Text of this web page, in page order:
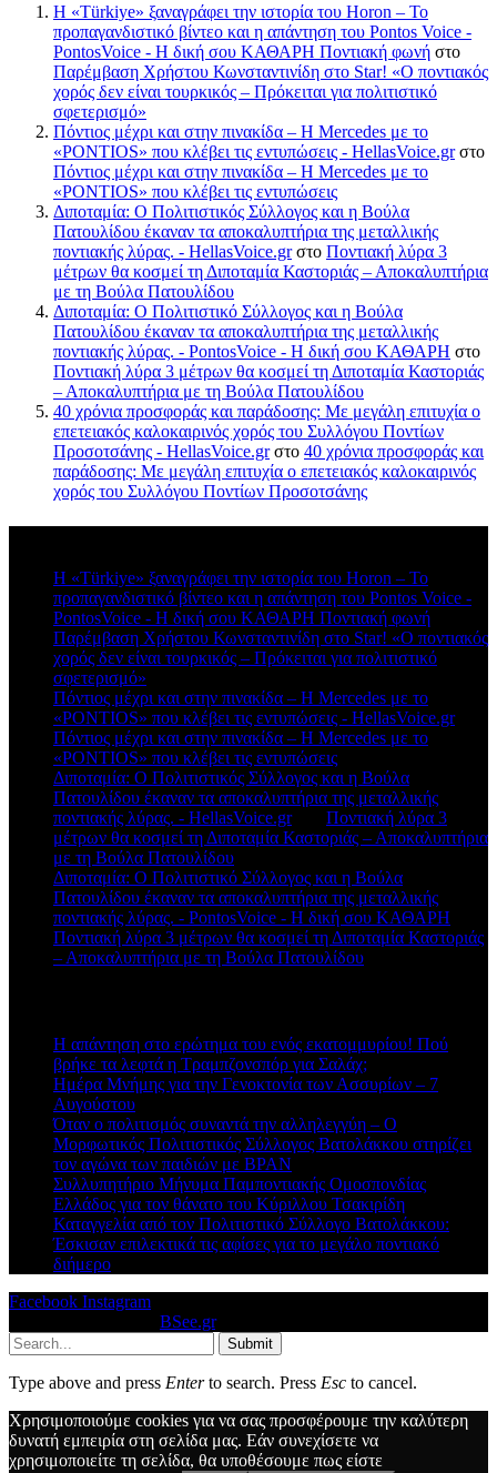
Η «Türkiye» ξαναγράφει την ιστορία του Horon – Το
προπαγανδιστικό βίντεο και η απάντηση του Pontos Voice -
PontosVoice - H δική σου ΚΑΘΑΡΗ Ποντιακή φωνή στο
Παρέμβαση Χρήστου Κωνσταντινίδη στο Star! «Ο ποντιακός
χορός δεν είναι τουρκικός – Πρόκειται για πολιτιστικό
σφετερισμό»
Πόντιος μέχρι και στην πινακίδα – Η Mercedes με το
«PONTIOS» που κλέβει τις εντυπώσεις - HellasVoice.grστο
Πόντιος μέχρι και στην πινακίδα – Η Mercedes με το
«PONTIOS» που κλέβει τις εντυπώσεις
Διποταμία: Ο Πολιτιστικός Σύλλογος και η Βούλα
Πατουλίδου έκαναν τα αποκαλυπτήρια της μεταλλικής
ποντιακής λύρας. - HellasVoice.grστο Ποντιακή λύρα 3
μέτρων θα κοσμεί τη Διποταμία Καστοριάς – Αποκαλυπτήρια
με τη Βούλα Πατουλίδου
Διποταμία: Ο Πολιτιστικό Σύλλογος και η Βούλα
Πατουλίδου έκαναν τα αποκαλυπτήρια της μεταλλικής
ποντιακής λύρας. - PontosVoice - H δική σου ΚΑΘΑΡΗ στο
Ποντιακή λύρα 3 μέτρων θα κοσμεί τη Διποταμία Καστοριάς
– Αποκαλυπτήρια με τη Βούλα Πατουλίδου
40 χρόνια προσφοράς και παράδοσης: Με μεγάλη επιτυχία ο
επετειακός καλοκαιρινός χορός του Συλλόγου Ποντίων
Προσοτσάνης - HellasVoice.grστο 40 χρόνια προσφοράς και
παράδοσης: Με μεγάλη επιτυχία ο επετειακός καλοκαιρινός
χορός του Συλλόγου Ποντίων Προσοτσάνης
Η «Türkiye» ξαναγράφει την ιστορία του Horon – Το
προπαγανδιστικό βίντεο και η απάντηση του Pontos Voice -
PontosVoice - H δική σου ΚΑΘΑΡΗ Ποντιακή φωνή
Παρέμβαση Χρήστου Κωνσταντινίδη στο Star! «Ο ποντιακός
χορός δεν είναι τουρκικός – Πρόκειται για πολιτιστικό
σφετερισμό»
Πόντιος μέχρι και στην πινακίδα – Η Mercedes με το
«PONTIOS» που κλέβει τις εντυπώσεις - HellasVoice.grστο
Πόντιος μέχρι και στην πινακίδα – Η Mercedes με το
«PONTIOS» που κλέβει τις εντυπώσεις
Διποταμία: Ο Πολιτιστικός Σύλλογος και η Βούλα
Πατουλίδου έκαναν τα αποκαλυπτήρια της μεταλλικής
ποντιακής λύρας. - HellasVoice.grστο Ποντιακή λύρα 3
μέτρων θα κοσμεί τη Διποταμία Καστοριάς – Αποκαλυπτήρια
με τη Βούλα Πατουλίδου
Διποταμία: Ο Πολιτιστικό Σύλλογος και η Βούλα
Πατουλίδου έκαναν τα αποκαλυπτήρια της μεταλλικής
ποντιακής λύρας. - PontosVoice - H δική σου ΚΑΘΑΡΗ
Ποντιακή λύρα 3 μέτρων θα κοσμεί τη Διποταμία Καστοριάς
– Αποκαλυπτήρια με τη Βούλα Πατουλίδου
Η απάντηση στο ερώτημα του ενός εκατομμυρίου! Πού
βρήκε τα λεφτά η Τραμπζονσπόρ για Σαλάχ;
Ημέρα Μνήμης για την Γενοκτονία των Ασσυρίων – 7
Αυγούστου
Όταν ο πολιτισμός συναντά την αλληλεγγύη – Ο
Μορφωτικός Πολιτιστικός Σύλλογος Βατολάκκου στηρίζει
τον αγώνα των παιδιών με BPAN
Συλλυπητήριο Μήνυμα Παμποντιακής Ομοσπονδίας
Ελλάδος για τον θάνατο του Κύριλλου Τσακιρίδη
Καταγγελία από τον Πολιτιστικό Σύλλογο Βατολάκκου:
Έσκισαν επιλεκτικά τις αφίσες για το μεγάλο ποντιακό
διήμερο
Facebook Instagram
BSee.gr.
Submit
Type above and press Enterto search. Press Esc to cancel.
Χρησιμοποιούμε cookies για να σας προσφέρουμε την καλύτερη
δυνατή εμπειρία στη σελίδα μας. Εάν συνεχίσετε να
χρησιμοποιείτε τη σελίδα, θα υποθέσουμε πως είστε